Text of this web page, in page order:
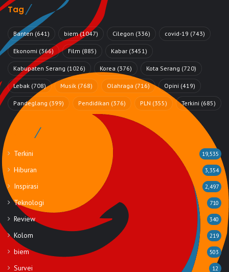
Tag
Banten (641) biem(1047) Cilegon (336) covid-19 (743)
Ekonomi (366) Film (885) Kabar (3451)
Kabupaten Serang (1026) Korea (376) Kota Serang (720)
Lebak (708) Musik (768) Olahraga (716) Opini (419)
Pandeglang (399) Pendidikan (376) PLN (355) Terkini (685)
Rubrik
Terkini 19,535
Hiburan 3,354
Inspirasi 2,497
Teknologi 710
Review 340
Kolom 219
biem 503
Survei 12